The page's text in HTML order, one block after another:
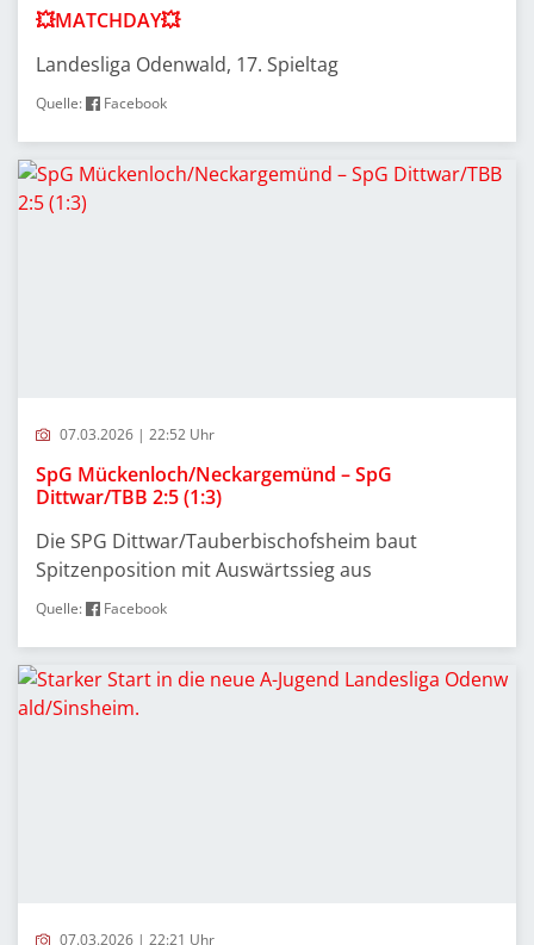
💥MATCHDAY💥
Landesliga Odenwald, 17. Spieltag
Quelle: Facebook
07.03.2026 | 22:52 Uhr
SpG Mückenloch/Neckargemünd – SpG
Dittwar/TBB 2:5 (1:3)
Die SPG Dittwar/Tauberbischofsheim baut
Spitzenposition mit Auswärtssieg aus
Quelle: Facebook
07.03.2026 | 22:21 Uhr